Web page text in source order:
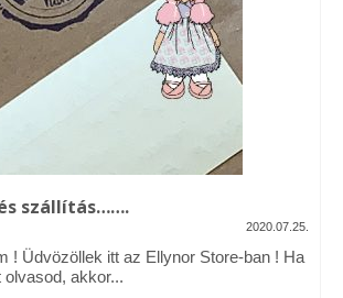
ahol velem is találkozhattál…
kellékek
tisztítása
tájékoztató
Szerződési Feltételek
szállítás…….
2020.07.25.
! Üdvözöllek itt az Ellynor Store-ban ! Ha
akkor...